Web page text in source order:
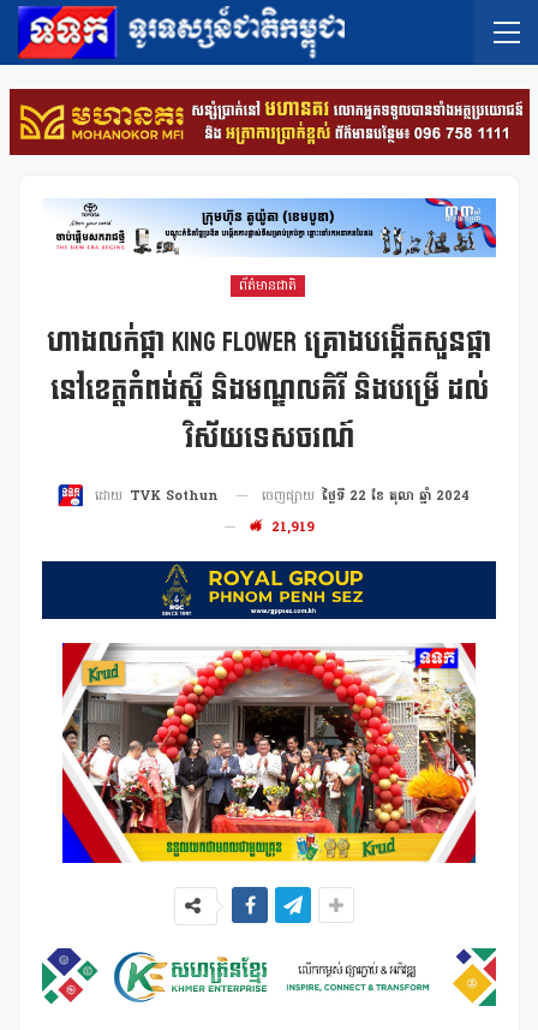
ព័ត៌មានជាតិ
ហាងលក់ផ្កា King Flower គ្រោងបង្កើតសួនផ្កា
នៅខេត្តកំពង់ស្ពឺ និងមណ្ឌលគិរី និងបម្រើ ដល់
វិស័យទេសចរណ៍
ដោយ TVK Sothun ចេញផ្សាយ ថ្ងៃទី 22 ខែ តុលា ឆ្នាំ 2024
21,919